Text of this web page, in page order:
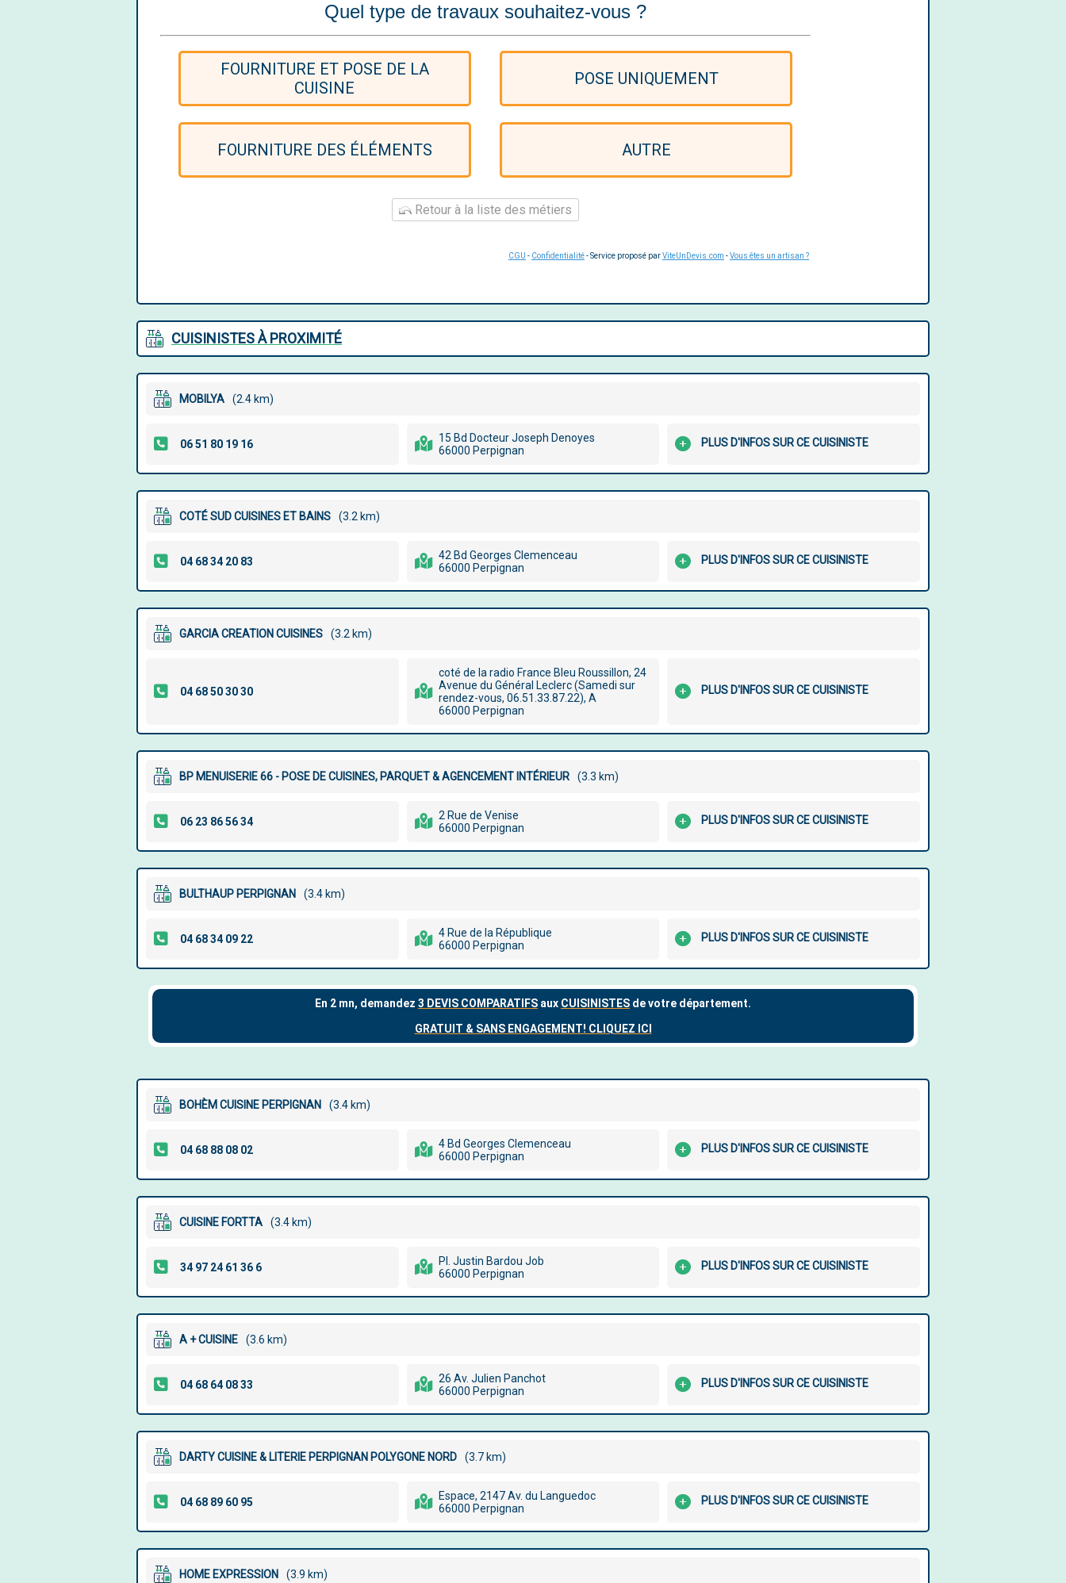
Quel type de travaux souhaitez-vous ?
FOURNITURE ET POSE DE LA
CUISINE
POSE UNIQUEMENT
FOURNITURE DES ÉLÉMENTS AUTRE
Retour à la liste des métiers
CGU - Confidentialité- Service proposé parViteUnDevis.com -Vous êtes un artisan ?
CUISINISTES À PROXIMITÉ
MOBILYA (2.4 km)
15 Bd Docteur Joseph Denoyes
66000 Perpignan
PLUS D'INFOS SUR CE CUISINISTE
COTÉ SUD CUISINES ET BAINS (3.2 km)
42 Bd Georges Clemenceau
66000 Perpignan
PLUS D'INFOS SUR CE CUISINISTE
GARCIA CREATION CUISINES (3.2 km)
coté de la radio France Bleu Roussillon, 24
Avenue du Général Leclerc (Samedi sur
rendez-vous, 06.51.33.87.22), A
66000 Perpignan
PLUS D'INFOS SUR CE CUISINISTE
BP MENUISERIE 66 - POSE DE CUISINES, PARQUET & AGENCEMENT INTÉRIEUR (3.3 km)
2 Rue de Venise
66000 Perpignan
PLUS D'INFOS SUR CE CUISINISTE
BULTHAUP PERPIGNAN (3.4 km)
4 Rue de la République
66000 Perpignan
PLUS D'INFOS SUR CE CUISINISTE
BOHÈM CUISINE PERPIGNAN (3.4 km)
4 Bd Georges Clemenceau
66000 Perpignan
PLUS D'INFOS SUR CE CUISINISTE
CUISINE FORTTA (3.4 km)
Pl. Justin Bardou Job
66000 Perpignan
PLUS D'INFOS SUR CE CUISINISTE
A + CUISINE (3.6 km)
26 Av. Julien Panchot
66000 Perpignan
PLUS D'INFOS SUR CE CUISINISTE
DARTY CUISINE & LITERIE PERPIGNAN POLYGONE NORD (3.7 km)
Espace, 2147 Av. du Languedoc
66000 Perpignan
PLUS D'INFOS SUR CE CUISINISTE
HOME EXPRESSION (3.9 km)